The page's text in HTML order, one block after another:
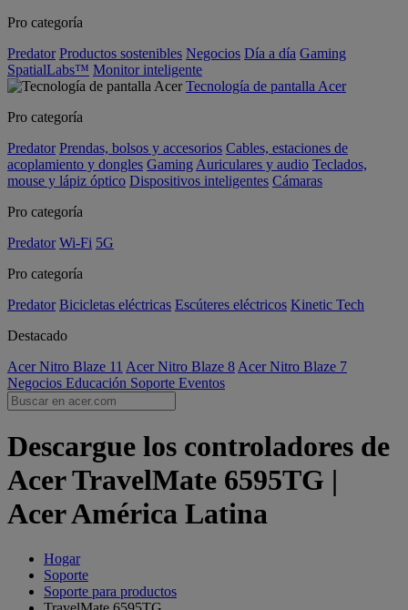
Pro categoría
Predator Productos sostenibles Negocios Día a día Gaming
SpatialLabs™ Monitor inteligente
Tecnología de pantalla Acer
Pro categoría
Predator Prendas, bolsos y accesorios Cables, estaciones de
acoplamiento y dongles Gaming Auriculares y audio Teclados,
mouse y lápiz óptico Dispositivos inteligentes Cámaras
Pro categoría
Predator Wi-Fi 5G
Pro categoría
Predator Bicicletas eléctricas Escúteres eléctricos Kinetic Tech
Destacado
Acer Nitro Blaze 11 Acer Nitro Blaze 8 Acer Nitro Blaze 7
Negocios Educación Soporte Eventos
Descargue los controladores de
Acer TravelMate 6595TG |
Acer América Latina
Hogar
Soporte
Soporte para productos